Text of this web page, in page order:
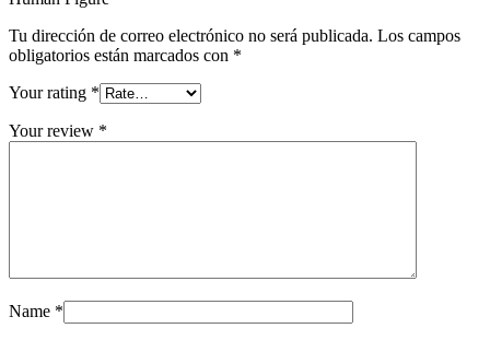
Tu dirección de correo electrónico no será publicada. Los campos
obligatorios están marcados con *
Your rating *
Your review *
Name *